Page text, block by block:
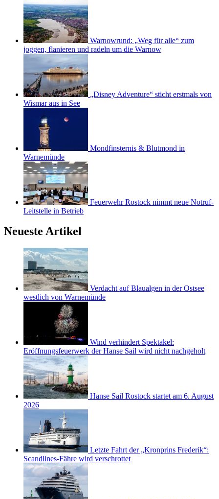
Warnowrund: „Weg für alle“ zum
joggen, flanieren und radeln um die Warnow
„Disney Adventure“ sticht erstmals von
Wismar aus in See
Mondfinsternis & Blutmond in
Warnemünde
Feuerwehr Rostock nimmt neue Notruf-
Leitstelle in Betrieb
Neueste Artikel
Verdacht auf Blaualgen in der Ostsee
westlich von Warnemünde
Wind verhindert Spektakel:
Eröffnungsfeuerwerk der Hanse Sail wird nicht nachgeholt
Hanse Sail Rostock startet am 6. August
2026
Letzte Fahrt der „Kronprins Frederik“:
Scandlines-Fähre wird verschrottet